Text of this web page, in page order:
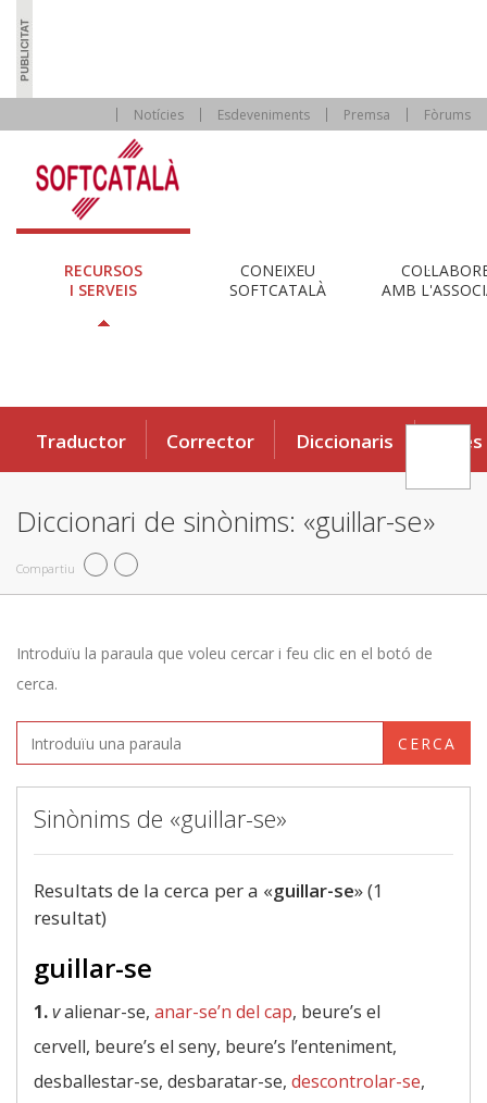
Notícies Esdeveniments Premsa Fòrums
RECURSOS
I SERVEIS
CONEIXEU
SOFTCATALÀ
AMB
Traductor Corrector Diccionaris Eines
Diccionari de sinònims: «guillar-se»
Compartiu
Introduïu la paraula que voleu cercar i feu clic en el botó de
cerca.
CERCA
Sinònims de «guillar-se»
Resultats de la cerca per a «guillar-se» (1
resultat)
guillar-se
1.valienar-se, anar-se’n del cap, beure’s el
cervell, beure’s el seny, beure’s l’enteniment,
desballestar-se, desbaratar-se, descontrolar-se,